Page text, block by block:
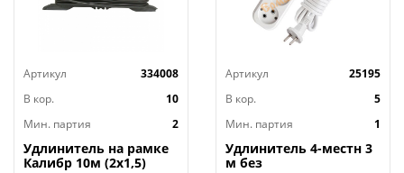
Артикул
334008
В кор.
10
Мин. партия
2
Удлинитель на рамке
Калибр 10м (2х1,5)
Артикул
25195
В кор.
5
Мин. партия
1
Удлинитель 4-местн 3
м без